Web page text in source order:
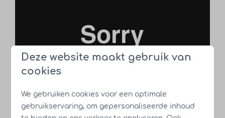
Deze website maakt gebruik van
cookies
We gebruiken cookies voor een optimale
gebruikservaring, om gepersonaliseerde inhoud